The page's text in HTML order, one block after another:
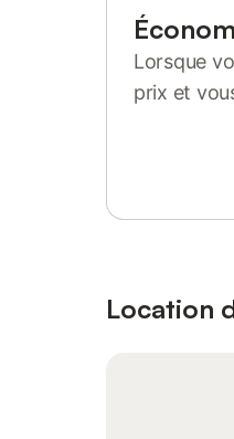
Lorsque
prix et
Location